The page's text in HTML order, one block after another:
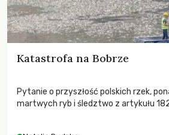
Katastrofa na Bobrze
Pytanie o przyszłość polskich rzek,
martwych ryb i śledztwo z artykułu